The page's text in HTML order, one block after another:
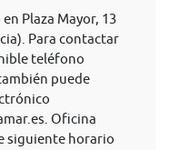
Plaza Mayor, 13
Para contactar
teléfono
puede
. Oficina
siguiente horario